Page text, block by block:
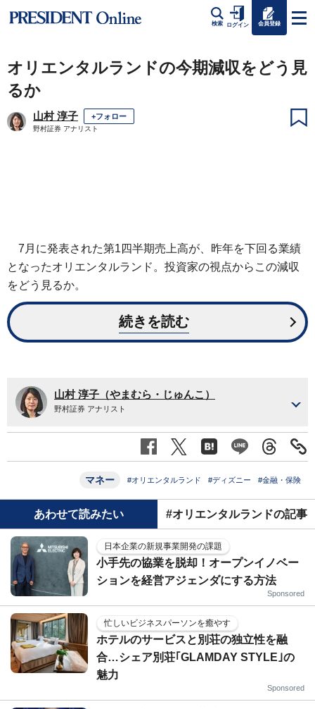
検索 ログイン 会員登録
オリエンタルランドの今期減収をどう見
るか
山村 淳子 +フォロー
野村証券 アナリスト
7月に発表された第1四半期売上高が、昨年を下回る業績
となったオリエンタルランド。投資家の視点からこの減収
をどう見るか。
続きを読む
山村 淳子（やまむら・じゅんこ）
野村証券 アナリスト
マネー #オリエンタルランド #ディズニー #金融・保険
あわせて読みたい #オリエンタルランドの記事
日本企業の新規事業開発の課題
小手先の協業を脱却！オープンイノベー
ションを経営アジェンダにする方法
Sponsored
忙しいビジネスパーソンを癒やす
ホテルのサービスと別荘の独立性を融
合…シェア別荘｢GLAMDAY STYLE｣の
魅力
Sponsored